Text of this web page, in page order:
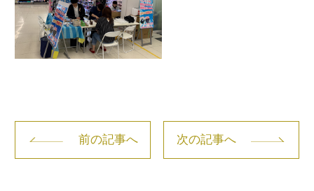
前の記事へ 次の記事へ